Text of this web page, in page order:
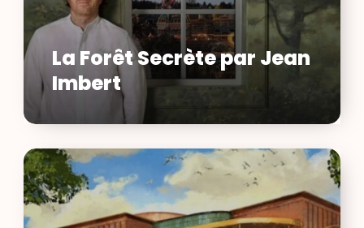
La Forêt Secrète par Jean
Imbert
Nieuw
in
2026:
Casa